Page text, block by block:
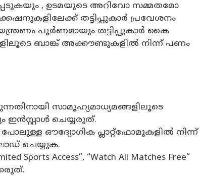
, ഉടമയുടെ അറിവോ സമ്മതമോ
തട്ടിപ്പുകാർ പ്രവേശനം
പൂർണമായും തട്ടിപ്പുകാർ കൈ
ബാങ്ക് അക്കൗണ്ടുകളിൽ നിന്ന് പണം
സാമൂഹ്യമാധ്യമങ്ങളിലൂടെ
ഇൻസ്റ്റാൾ ചെയ്യരുത്.
പോലുള്ള ഔദ്യോഗിക പ്ലാറ്റ്ഫോമുകളിൽ നിന്ന്
ചെയ്യുക.
Sports Access”, “Watch All Matches Free”